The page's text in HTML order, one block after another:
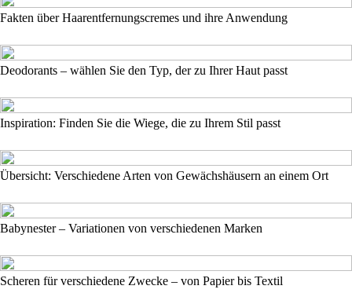
Fakten über Haarentfernungscremes und ihre Anwendung
Deodorants – wählen Sie den Typ, der zu Ihrer Haut passt
Inspiration: Finden Sie die Wiege, die zu Ihrem Stil passt
Übersicht: Verschiedene Arten von Gewächshäusern an einem Ort
Babynester – Variationen von verschiedenen Marken
Scheren für verschiedene Zwecke – von Papier bis Textil